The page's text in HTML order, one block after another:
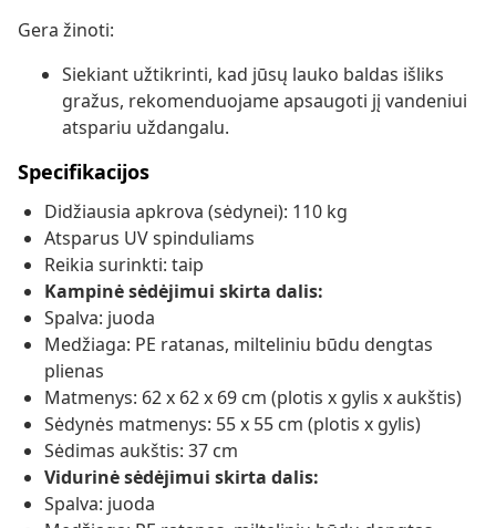
Gera žinoti:
Siekiant užtikrinti, kad jūsų lauko baldas išliks
gražus, rekomenduojame apsaugoti jį vandeniui
atspariu uždangalu.
Specifikacijos
Didžiausia apkrova (sėdynei): 110 kg
Atsparus UV spinduliams
Reikia surinkti: taip
Kampinė sėdėjimui skirta dalis:
Spalva: juoda
Medžiaga: PE ratanas, milteliniu būdu dengtas
plienas
Matmenys: 62 x 62 x 69 cm (plotis x gylis x aukštis)
Sėdynės matmenys: 55 x 55 cm (plotis x gylis)
Sėdimas aukštis: 37 cm
Vidurinė sėdėjimui skirta dalis:
Spalva: juoda